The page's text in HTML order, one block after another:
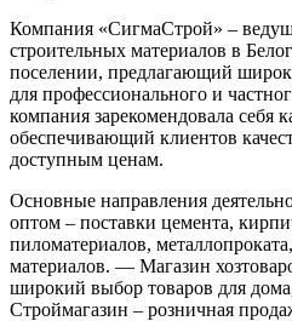
Компания «СигмаСтрой» –
строительных материалов в
поселении, предлагающий
для профессионального и
компания зарекомендовала себя
обеспечивающий клиентов
доступным ценам.
Основные направления
оптом – поставки цемента,
пиломатериалов,
материалов. — Магазин
широкий выбор товаров для
Строймагазин – розничная